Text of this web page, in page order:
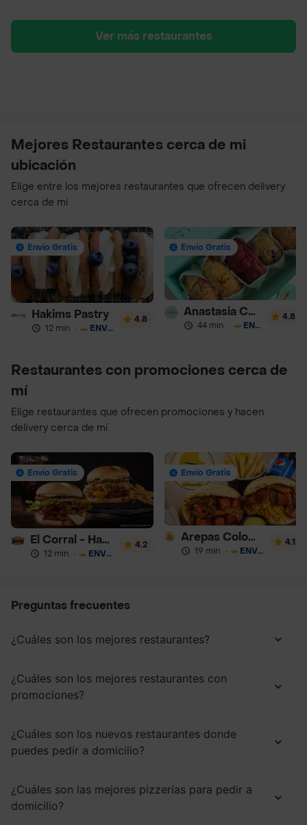
Ver más restaurantes
Mejores Restaurantes cerca de mi
ubicación
Elige entre los mejores restaurantes que ofrecen delivery
cerca de mí
Envío Gratis
Hakims Pastry
12 min · ENVÍO GRATIS
4.8
Envío Gratis
Anastasia Cookies
44 min · ENVÍO GRATIS
4.8
Restaurantes con promociones cerca de
mí
Elige restaurantes que ofrecen promociones y hacen
delivery cerca de mí
Envío Gratis
El Corral - Hamburguesa
12 min · ENVÍO GRATIS
4.2
Envío Gratis
Arepas Colombianas Premium
19 min · ENVÍO GRATIS
4.1
Preguntas frecuentes
¿Cuáles son los mejores restaurantes?
¿Cuáles son los mejores restaurantes con
promociones?
¿Cuáles son los nuevos restaurantes donde
puedes pedir a domicilio?
¿Cuáles son las mejores pizzerías para pedir a
domicilio?